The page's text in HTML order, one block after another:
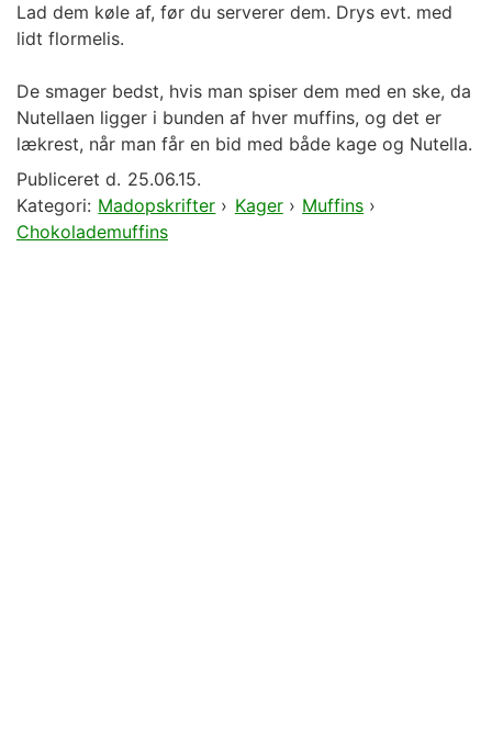
Lad dem køle af, før du serverer dem. Drys evt. med
lidt flormelis.
De smager bedst, hvis man spiser dem med en ske, da
Nutellaen ligger i bunden af hver muffins, og det er
lækrest, når man får en bid med både kage og Nutella.
Publiceret d. 25.06.15.
Kategori: Madopskrifter › Kager› Muffins ›
Chokolademuffins